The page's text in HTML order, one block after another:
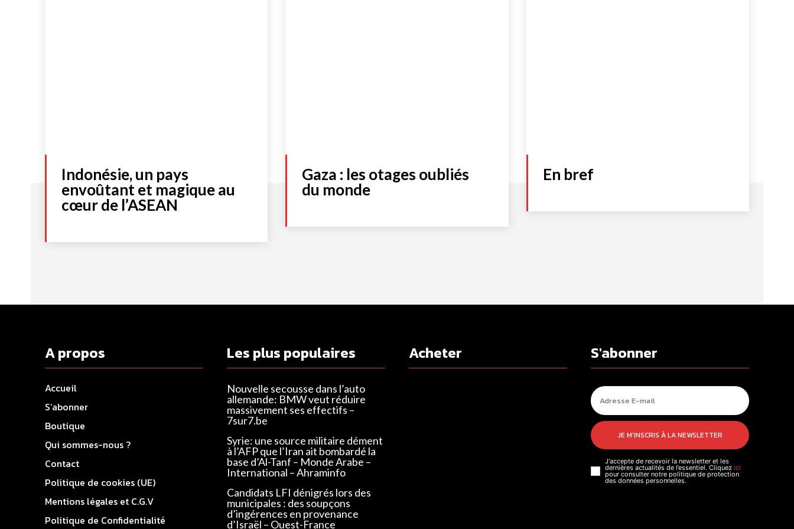
Indonésie, un pays
envoûtant et magique au
cœur de l’ASEAN
Gaza : les otages oubliés
du monde
En bref
A propos
Accueil
S’abonner
Boutique
Qui sommes-nous ?
Contact
Politique de cookies (UE)
Mentions légales et C.G.V
Politique de Confidentialité
Les plus populaires
Nouvelle secousse dans l’auto
allemande: BMW veut réduire
massivement ses effectifs –
7sur7.be
Syrie: une source militaire dément
à l’AFP que l’Iran ait bombardé la
base d’Al-Tanf – Monde Arabe –
International – Ahraminfo
Candidats LFI dénigrés lors des
municipales : des soupçons
d’ingérences en provenance
d’Israël – Ouest-France
Acheter S'abonner
JE M'INSCRIS À LA NEWSLETTER
J'accepte de recevoir la newsletter et les
dernières actualités de l’essentiel. Cliquez ici
pour consulter notre politique de protection
des données personnelles.